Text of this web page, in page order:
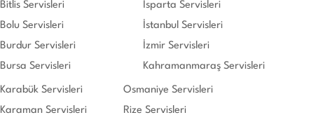
Bitlis Servisleri
Bolu Servisleri
Burdur Servisleri
Bursa Servisleri
Isparta Servisleri
İstanbul Servisleri
İzmir Servisleri
Kahramanmaraş Servisleri
Karabük Servisleri
Karaman Servisleri
Osmaniye Servisleri
Rize Servisleri